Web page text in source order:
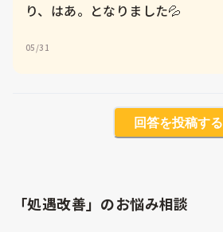
り、はあ。となりました💦
05/31
回答を投稿する
「処遇改善」のお悩み相談